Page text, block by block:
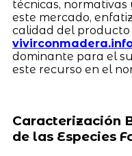
técnicas,
este mercado,
calidad del
dominante para el
este recurso en el
Caracterización
de las Especies